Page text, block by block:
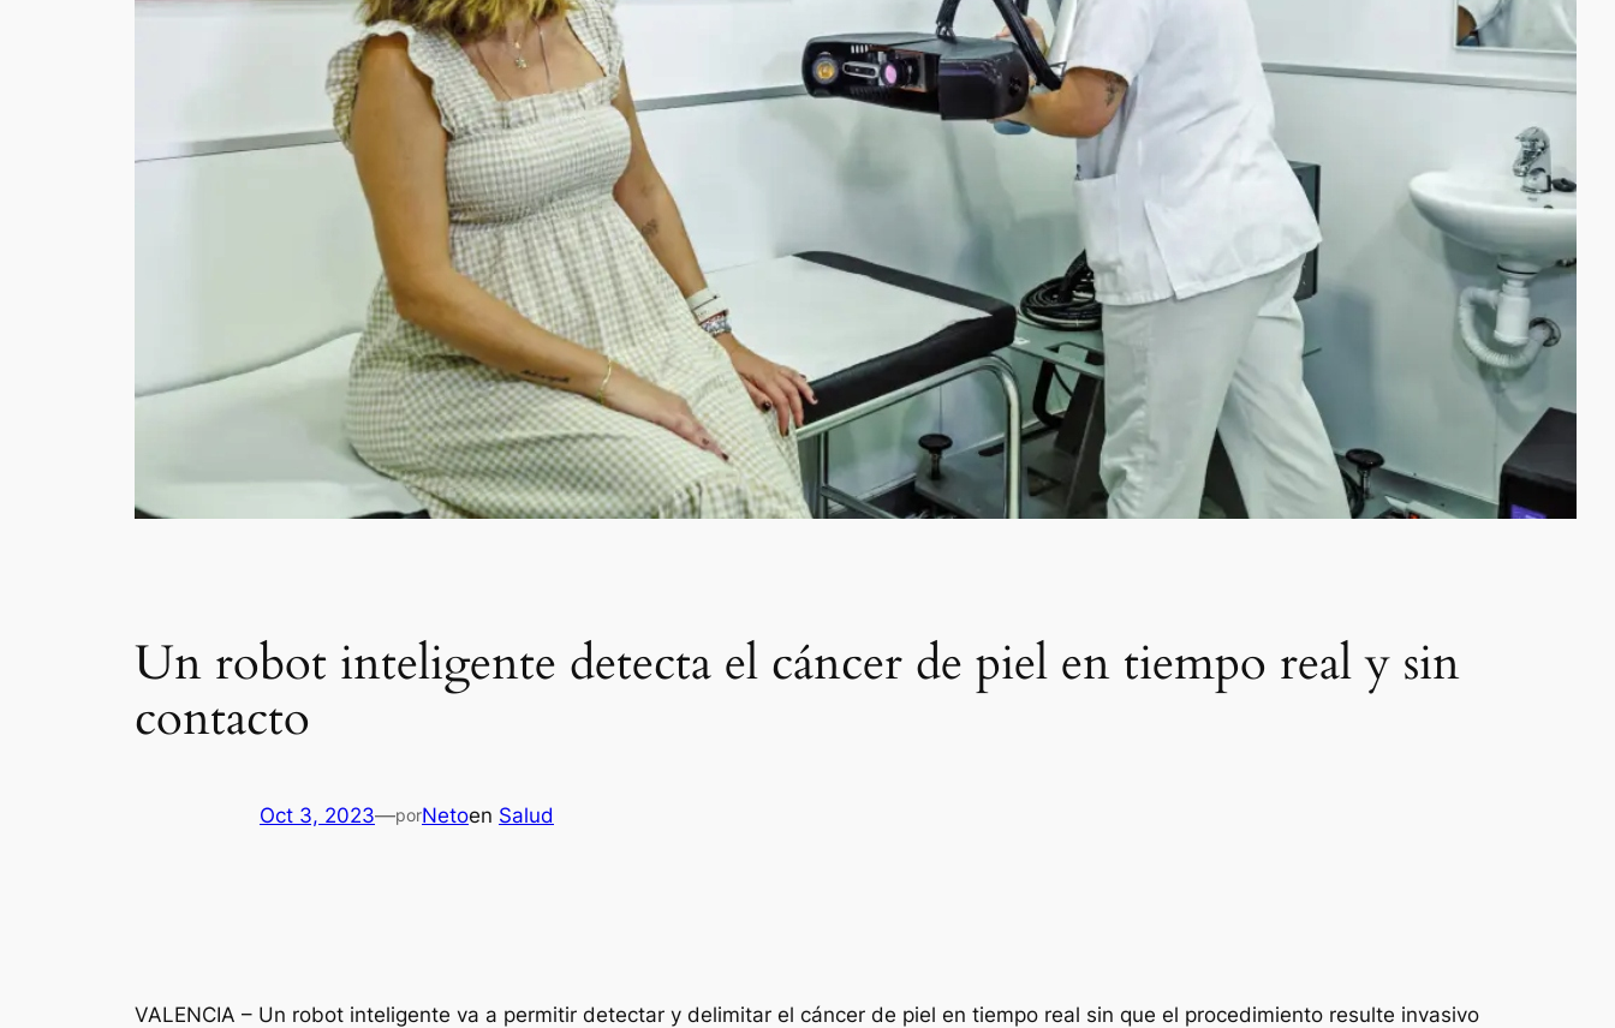
Un robot inteligente detecta el cáncer de piel en tiempo real y sin
contacto
Oct 3, 2023—porNetoen Salud
VALENCIA – Un robot inteligente va a permitir detectar y delimitar el cáncer de piel en tiempo real sin que el procedimiento resulte invasivo